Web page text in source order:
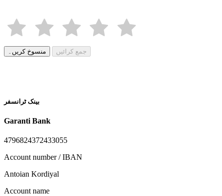
منسوخ کریں۔ جمع کرائیں
بینک ٹرانسفر
Garanti Bank
4796824372433055
Account number / IBAN
Antoian Kordiyal
Account name